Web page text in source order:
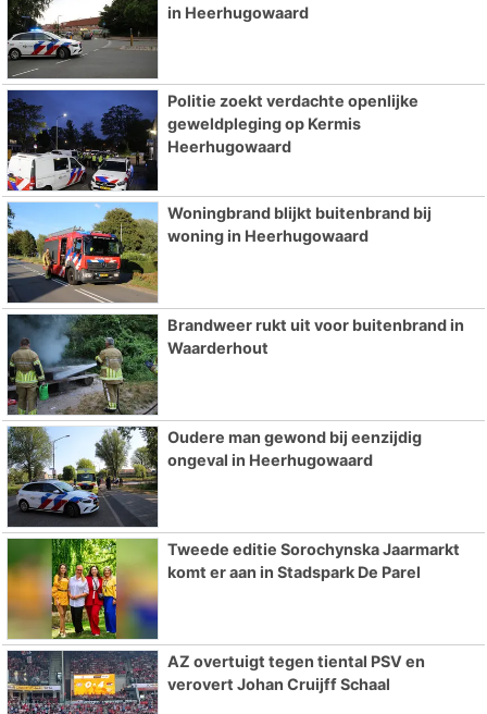
in Heerhugowaard
Politie zoekt verdachte openlijke
geweldpleging op Kermis
Heerhugowaard
Woningbrand blijkt buitenbrand bij
woning in Heerhugowaard
Brandweer rukt uit voor buitenbrand in
Waarderhout
Oudere man gewond bij eenzijdig
ongeval in Heerhugowaard
Tweede editie Sorochynska Jaarmarkt
komt er aan in Stadspark De Parel
AZ overtuigt tegen tiental PSV en
verovert Johan Cruijff Schaal